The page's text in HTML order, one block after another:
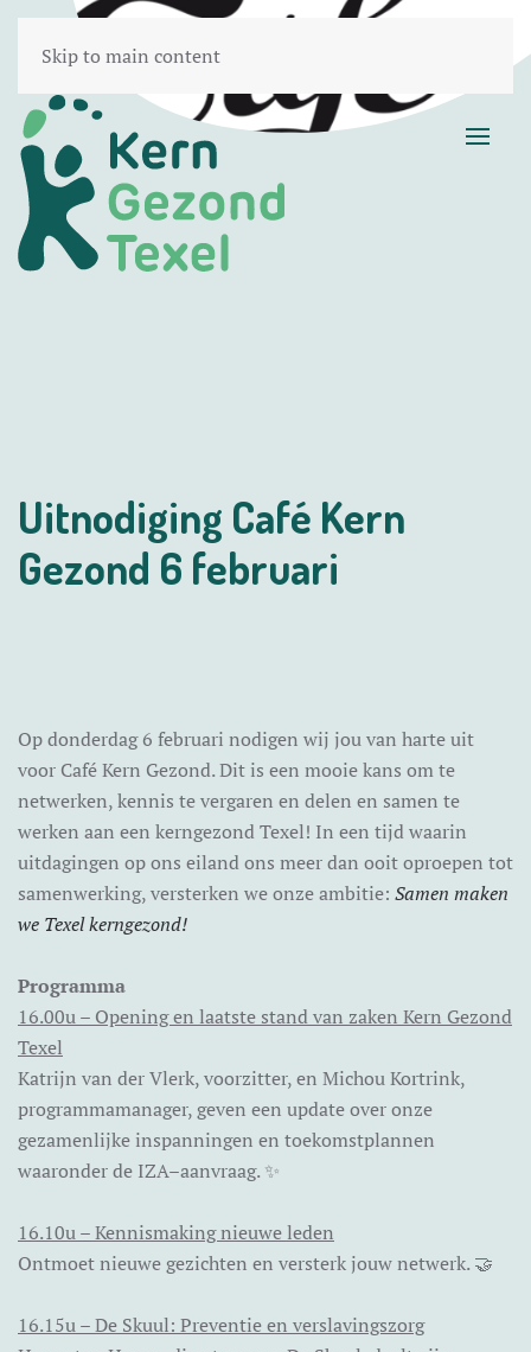
Skip to main content
Uitnodiging Café Kern
Gezond 6 februari
Op donderdag 6 februari nodigen wij jou van harte uit
voor Café Kern Gezond. Dit is een mooie kans om te
netwerken, kennis te vergaren en delen en samen te
werken aan een kerngezond Texel! In een tijd waarin
uitdagingen op ons eiland ons meer dan ooit oproepen tot
samenwerking, versterken we onze ambitie: Samen maken
we Texel kerngezond!
Programma
16.00u – Opening en laatste stand van zaken Kern Gezond
Texel
Katrijn van der Vlerk, voorzitter, en Michou Kortrink,
programmamanager, geven een update over onze
gezamenlijke inspanningen en toekomstplannen
waaronder de IZA–aanvraag. ✨
16.10u – Kennismaking nieuwe leden
Ontmoet nieuwe gezichten en versterk jouw netwerk. 🤝
16.15u – De Skuul: Preventie en verslavingszorg